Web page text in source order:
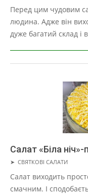
05-
16
Перед цим чудовим
людина. Адже він
дуже багатий склад і
Салат «Біла
2019-
05-
➤ СВЯТКОВІ САЛАТИ
Салат виходить
смачним. І